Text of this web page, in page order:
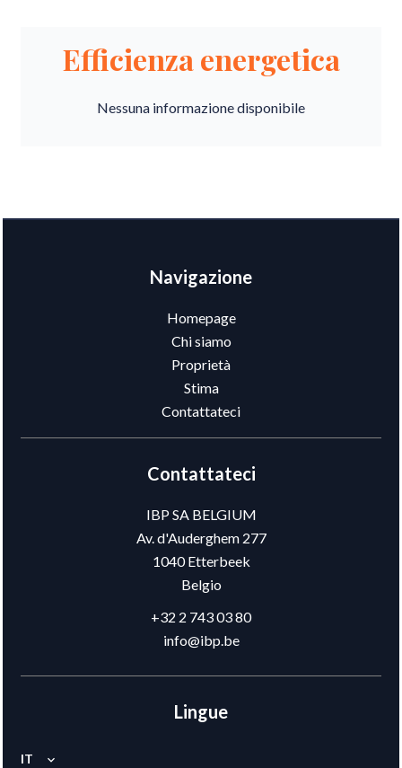
Efficienza energetica
Nessuna informazione disponibile
Navigazione
Homepage
Chi siamo
Proprietà
Stima
Contattateci
Contattateci
IBP SA BELGIUM
Av. d'Auderghem 277
1040Etterbeek
Belgio
+32 2 743 03 80
info@ibp.be
Lingue
IT